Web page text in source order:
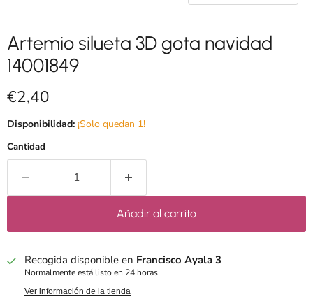
Artemio silueta 3D gota navidad
14001849
Precio actual
€2,40
Disponibilidad: ¡Solo quedan 1!
Cantidad
Añadir al carrito
Recogida disponible en Francisco Ayala 3
Normalmente está listo en 24 horas
Ver información de la tienda